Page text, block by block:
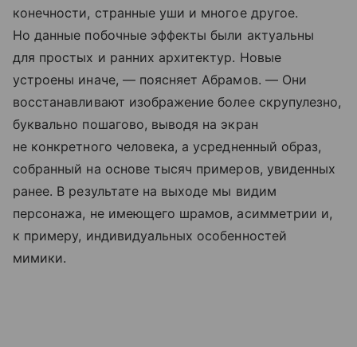
конечности, странные уши и многое другое.
Но данные побочные эффекты были актуальны
для простых и ранних архитектур. Новые
устроены иначе, — поясняет Абрамов. — Они
восстанавливают изображение более скрупулезно,
буквально пошагово, выводя на экран
не конкретного человека, а усредненный образ,
собранный на основе тысяч примеров, увиденных
ранее. В результате на выходе мы видим
персонажа, не имеющего шрамов, асимметрии и,
к примеру, индивидуальных особенностей
мимики.